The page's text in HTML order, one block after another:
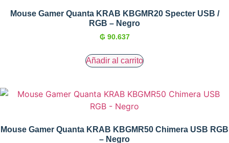
Mouse Gamer Quanta KRAB KBGMR20 Specter USB /
RGB – Negro
₲ 90.637
Añadir al carrito
Mouse Gamer Quanta KRAB KBGMR50 Chimera USB RGB
– Negro